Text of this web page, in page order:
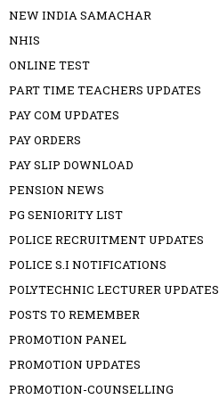
NEW INDIA SAMACHAR
NHIS
ONLINE TEST
PART TIME TEACHERS UPDATES
PAY COM UPDATES
PAY ORDERS
PAY SLIP DOWNLOAD
PENSION NEWS
PG SENIORITY LIST
POLICE RECRUITMENT UPDATES
POLICE S.I NOTIFICATIONS
POLYTECHNIC LECTURER UPDATES
POSTS TO REMEMBER
PROMOTION PANEL
PROMOTION UPDATES
PROMOTION-COUNSELLING